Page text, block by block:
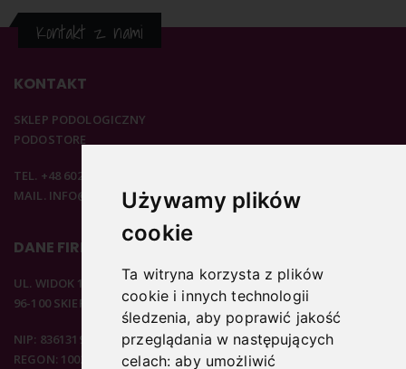
Używamy plików
cookie
Ta witryna korzysta z plików
cookie i innych technologii
śledzenia, aby poprawić jakość
przeglądania w następujących
celach:aby umożliwić
Kontakt z nami
KONTAKT
SKLEP PODOLOGICZNY
PODOSTORE
TEL. +48 602 537 894
MAIL. INFO@PODOSTORE.PL
DANE FIRMOWE
UL. WIDOK 15B
96-100 SKIERNIEWICE
NIP: 8361319313
REGON: 100297020